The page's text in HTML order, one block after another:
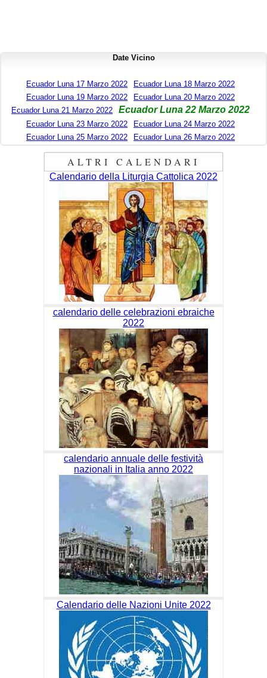
Date Vicino
Ecuador Luna 17 Marzo 2022
Ecuador Luna 18 Marzo 2022
Ecuador Luna 19 Marzo 2022
Ecuador Luna 20 Marzo 2022
Ecuador Luna 21 Marzo 2022
Ecuador Luna 22 Marzo 2022
Ecuador Luna 23 Marzo 2022
Ecuador Luna 24 Marzo 2022
Ecuador Luna 25 Marzo 2022
Ecuador Luna 26 Marzo 2022
ALTRI CALENDARI
Calendario della Liturgia Cattolica 2022
calendario delle celebrazioni ebraiche
2022
calendario annuale delle festività
nazionali in Italia anno 2022
Calendario delle Nazioni Unite 2022